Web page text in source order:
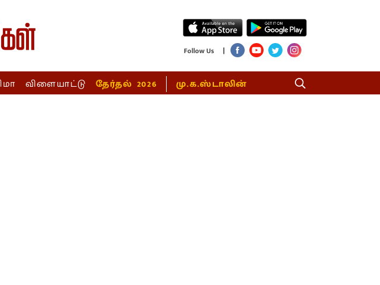
Follow Us |
விளையாட்டு தேர்தல் 2026 மு.க.ஸ்டாலின்